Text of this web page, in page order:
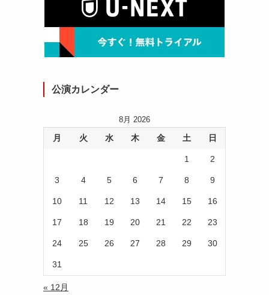
公演カレンダー
8月 2026
月 火 水 木 金 土 日
1 2
3 4 5 6 7 8 9
10 11 12 13 14 15 16
17 18 19 20 21 22 23
24 25 26 27 28 29 30
31
« 12月